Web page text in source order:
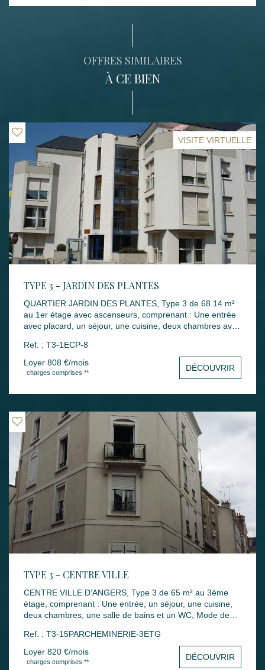
OFFRES SIMILAIRES
À CE BIEN
VISITE VIRTUELLE
TYPE 3 - JARDIN DES PLANTES
QUARTIER JARDIN DES PLANTES, Type 3 de 68.14 m²
au 1er étage avec ascenseurs, comprenant : Une entrée
avec placard, un séjour, une cuisine, deux chambres avec
logement une place de parking en sous-sol Mode de
chauffage : Individuel électrique Loyers : 808 € dont 88 €
de charges Montant des dépenses théoriques d'énergie
annuelle : entre 1160 € et 1620 € (année des prix moyens
des énergies indexés : 2021, 2022 et 2023) Dépôt de
Honoraires états des lieux : 204.42 € Disponibilité : 29
JUIN 2026 Les informations sur les risques auxquels ce
bien est exposé sont disponibles sur le site Géorisques :
www.georisques.gouv.fr
Ref. : T3-1ECP-8
Loyer 808 €/mois
charges comprises ** DÉCOUVRIR
TYPE 3 - CENTRE VILLE
CENTRE VILLE D'ANGERS, Type 3 de 65 m² au 3ème
étage, comprenant : Une entrée, un séjour, une cuisine,
deux chambres, une salle de bains et un WC, Mode de
charges Montant des dépenses théoriques d'énergie
annuelle : entre 840 € et 1190 € (année des prix moyens
des énergies indexés : 01/01/2021) Dépôt de garantie :
Ref. : T3-15PARCHEMINERIE-3ETG
Loyer 820 €/mois
charges comprises ** DÉCOUVRIR